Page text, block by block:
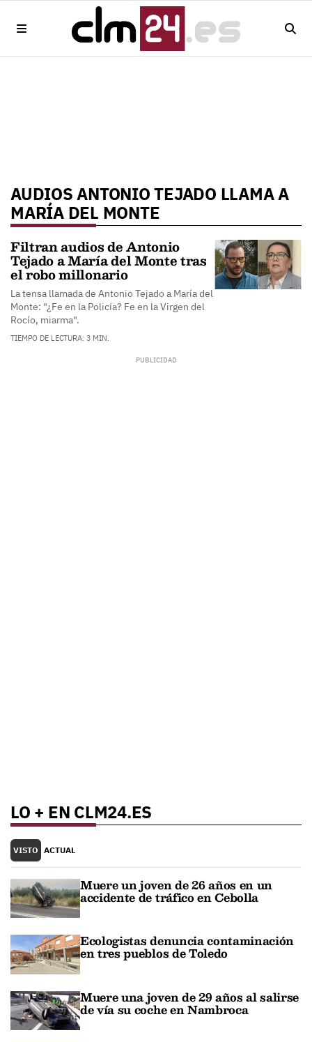
AUDIOS ANTONIO TEJADO LLAMA A
MARÍA DEL MONTE
Filtran audios de Antonio
Tejado a María del Monte tras
el robo millonario
La tensa llamada de Antonio Tejado a María del
Monte: "¿Fe en la Policía? Fe en la Virgen del
Rocío, miarma".
TIEMPO DE LECTURA: 3 MIN.
LO + EN CLM24.ES
VISTO ACTUAL
Muere un joven de 26 años en un
accidente de tráfico en Cebolla
Ecologistas denuncia contaminación
en tres pueblos de Toledo
Muere una joven de 29 años al salirse
de vía su coche en Nambroca